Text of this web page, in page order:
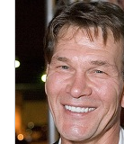
Galerías
Noticias
Iniciar